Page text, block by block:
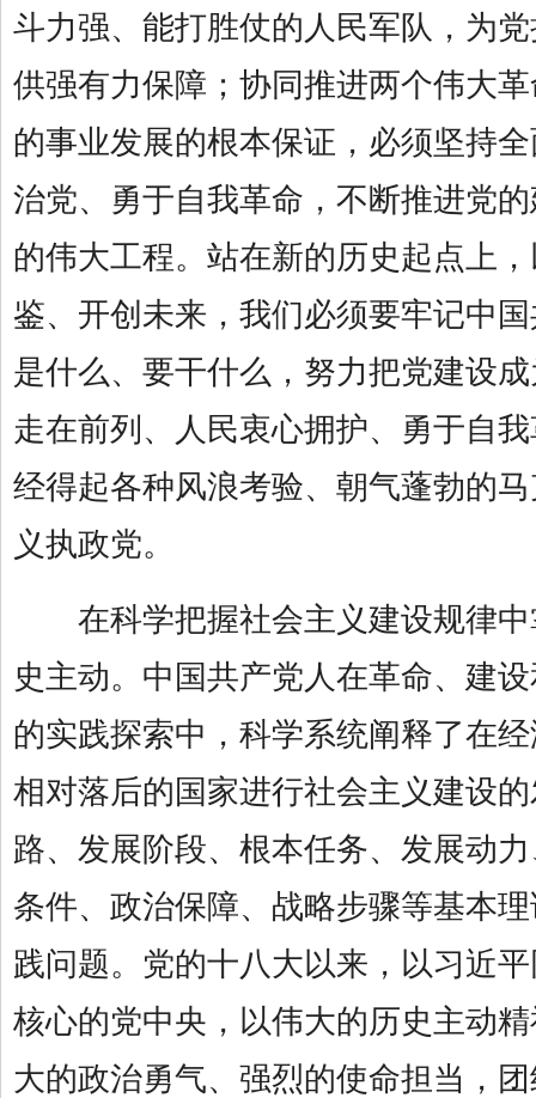
斗力强、能打胜仗的人民军队，为
供强有力保障；协同推进两个伟大
的事业发展的根本保证，必须坚持
治党、勇于自我革命，不断推进党
的伟大工程。站在新的历史起点上
鉴、开创未来，我们必须要牢记中
是什么、要干什么，努力把党建设
走在前列、人民衷心拥护、勇于自
经得起各种风浪考验、朝气蓬勃的
义执政党。
在科学把握社会主义建设规律中
史主动。中国共产党人在革命、建
的实践探索中，科学系统阐释了在
相对落后的国家进行社会主义建设
路、发展阶段、根本任务、发展动
条件、政治保障、战略步骤等基本
践问题。党的十八大以来，以习近
核心的党中央，以伟大的历史主动
大的政治勇气、强烈的使命担当，